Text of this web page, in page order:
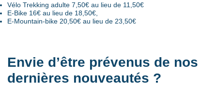
Vélo Trekking adulte 7,50€ au lieu de 11,50€
E-Bike 16€ au lieu de 18,50€,
E-Mountain-bike 20,50€ au lieu de 23,50€
Envie d’être prévenus de nos
dernières nouveautés ?